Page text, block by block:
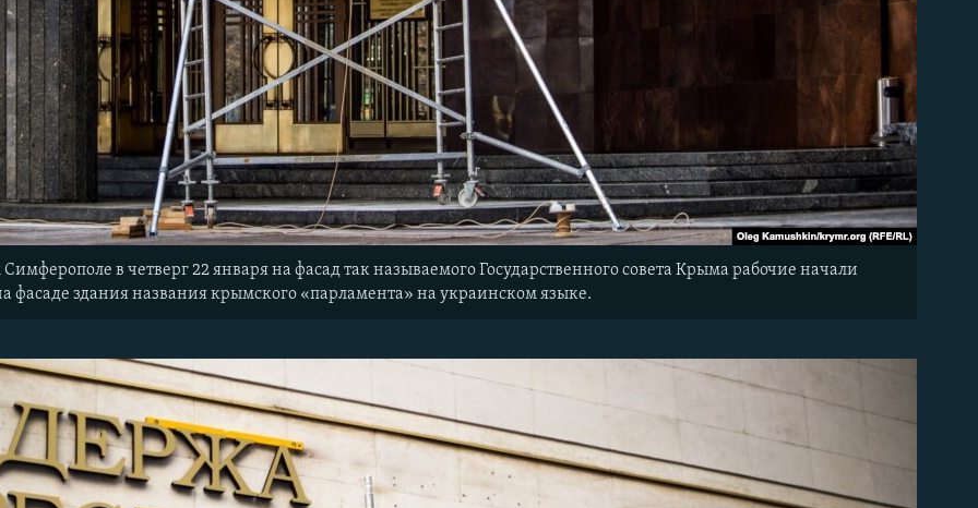
в четверг 22 января на фасад так называемого Государственного совета Крыма рабочие начали
фасаде здания названия крымского «парламента» на украинском языке.